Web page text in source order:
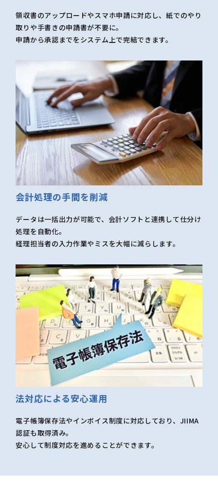
領収書のアップロードやスマホ申請に対応し、紙でのやり
取りや手書きの申請書が不要に。
申請から承認までをシステム上で完結できます。
会計処理の手間を削減
データは一括出力が可能で、会計ソフトと連携して仕分け
処理を自動化。
経理担当者の入力作業やミスを大幅に減らします。
法対応による安心運用
電子帳簿保存法やインボイス制度に対応しており、JIIMA
認証も取得済み。
安心して制度対応を進めることができます。